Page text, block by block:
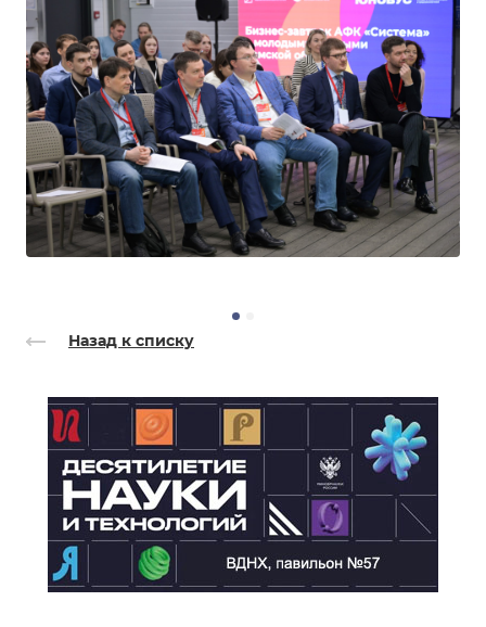
Назад к списку